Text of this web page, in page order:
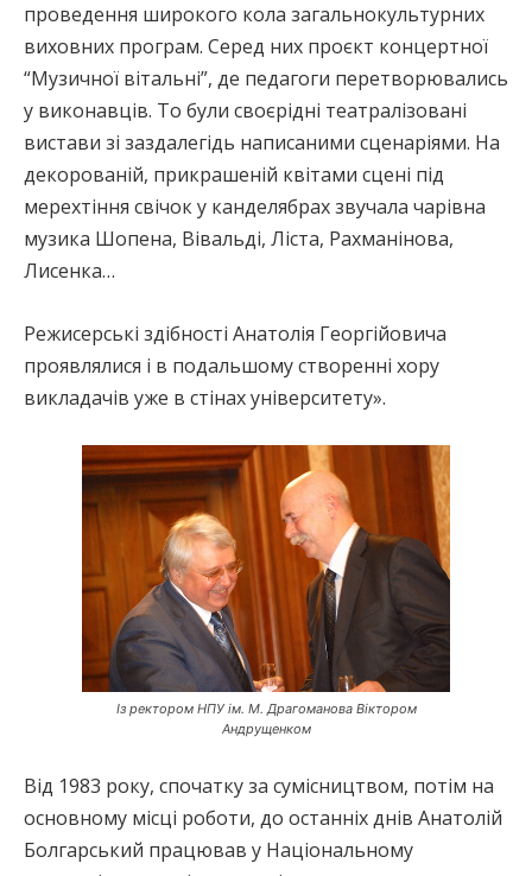
проведення широкого кола загальнокультурних
виховних програм. Серед них проєкт концертної
“Музичної вітальні”, де педагоги перетворювались
у виконавців. То були своєрідні театралізовані
вистави зі заздалегідь написаними сценаріями. На
декорованій, прикрашеній квітами сцені під
мерехтіння свічок у канделябрах звучала чарівна
музика Шопена, Вівальді, Ліста, Рахманінова,
Лисенка…
Режисерські здібності Анатолія Георгійовича
проявлялися і в подальшому створенні хору
викладачів уже в стінах університету».
Із ректором НПУ ім. М. Драгоманова Віктором
Андрущенком
Від 1983 року, спочатку за сумісництвом, потім на
основному місці роботи, до останніх днів Анатолій
Болгарський працював у Національному